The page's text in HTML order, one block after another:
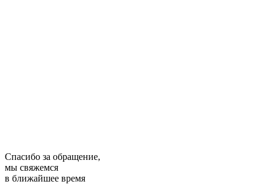
Спасибо за обращение,
мы свяжемся
в ближайшее время